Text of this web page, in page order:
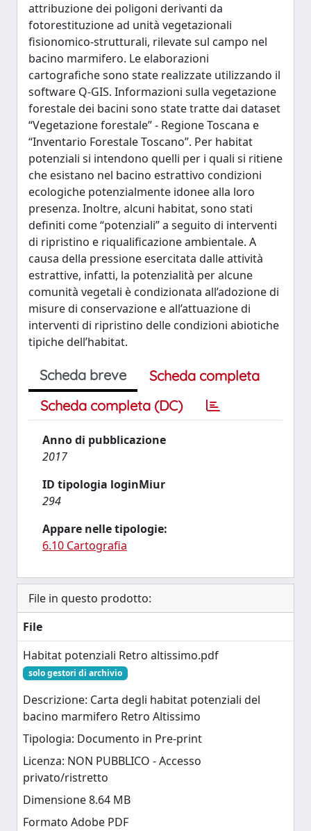
attribuzione dei poligoni derivanti da
fotorestituzione ad unità vegetazionali
fisionomico-strutturali, rilevate sul campo nel
bacino marmifero. Le elaborazioni
cartografiche sono state realizzate utilizzando il
software Q-GIS. Informazioni sulla vegetazione
forestale dei bacini sono state tratte dai dataset
“Vegetazione forestale” - Regione Toscana e
“Inventario Forestale Toscano”. Per habitat
potenziali si intendono quelli per i quali si ritiene
che esistano nel bacino estrattivo condizioni
ecologiche potenzialmente idonee alla loro
presenza. Inoltre, alcuni habitat, sono stati
definiti come “potenziali” a seguito di interventi
di ripristino e riqualificazione ambientale. A
causa della pressione esercitata dalle attività
estrattive, infatti, la potenzialità per alcune
comunità vegetali è condizionata all’adozione di
misure di conservazione e all’attuazione di
interventi di ripristino delle condizioni abiotiche
tipiche dell’habitat.
Scheda breve
Scheda completa
Scheda completa (DC)
Anno di pubblicazione
2017
ID tipologia loginMiur
294
Appare nelle tipologie:
6.10 Cartografia
File in questo prodotto:
File
Habitat potenziali Retro altissimo.pdf
solo gestori di archivio
Descrizione: Carta degli habitat potenziali del
bacino marmifero Retro Altissimo
Tipologia: Documento in Pre-print
Licenza: NON PUBBLICO - Accesso
privato/ristretto
Dimensione 8.64 MB
Formato Adobe PDF